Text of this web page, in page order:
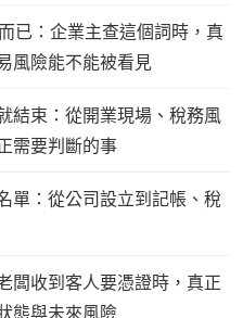
已：企業主查這個詞時，真
風險能不能被看見
結束：從開業現場、稅務風
需要判斷的事
單：從公司設立到記帳、稅
闆收到客人要憑證時，真正
態與未來風險